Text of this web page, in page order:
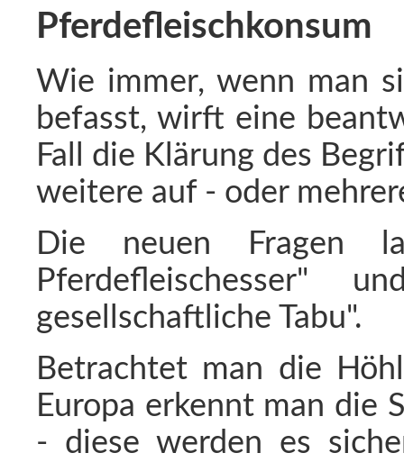
Pferdefleischkonsum
Wie immer, wenn man
befasst, wirft eine
Fall die Klärung des
weitere auf - oder
Die neuen Fragen
Pferdefleischesser"
gesellschaftliche Tabu".
Betrachtet man die
Europa erkennt man die
- diese werden es